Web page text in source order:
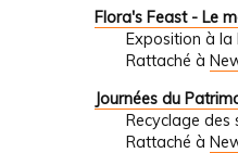
Flora's Feast - Le
Exposition à
Rattaché à
Journées du
Recyclage
Rattaché à